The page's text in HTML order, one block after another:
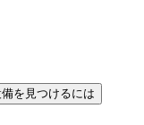
を見つけるには